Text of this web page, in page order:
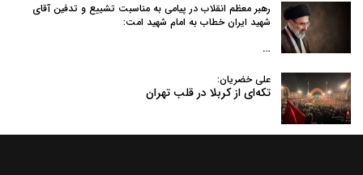
رهبر معظم انقلاب در پیامی به‌ مناسبت تشییع و تدفین آقای
شهید ایران خطاب به امام شهید امت:
…
علی خضریان:
تکه‌ای از کربلا در قلب تهران